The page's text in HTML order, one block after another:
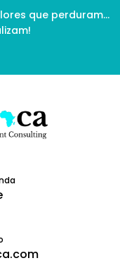
que perduram…